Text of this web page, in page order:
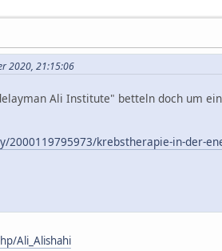
2020, 21:15:06
Ali Institute" betteln doch um
krebstherapie-in-der-
Ali_Alishahi